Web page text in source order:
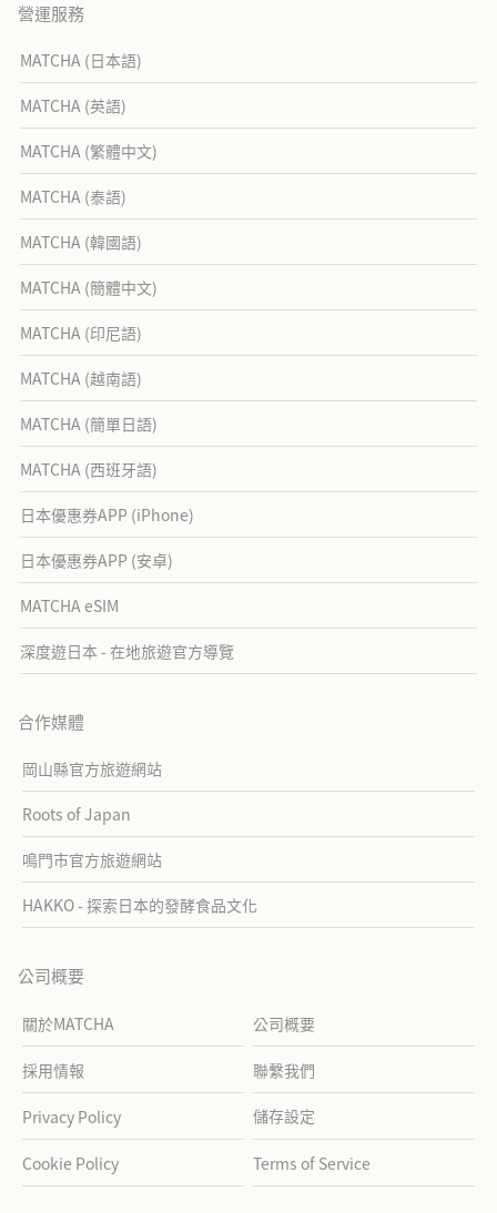
營運服務
MATCHA (日本語)
MATCHA (英語)
MATCHA (繁體中文)
MATCHA (泰語)
MATCHA (韓國語)
MATCHA (簡體中文)
MATCHA (印尼語)
MATCHA (越南語)
MATCHA (簡單日語)
MATCHA (西班牙語)
日本優惠券APP (iPhone)
日本優惠券APP (安卓)
MATCHA eSIM
深度遊日本 - 在地旅遊官方導覽
合作媒體
岡山縣官方旅遊網站
Roots of Japan
鳴門市官方旅遊網站
HAKKO - 探索日本的發酵食品文化
公司概要
關於MATCHA 公司概要
採用情報 聯繫我們
Privacy Policy 儲存設定
Cookie Policy Terms of Service